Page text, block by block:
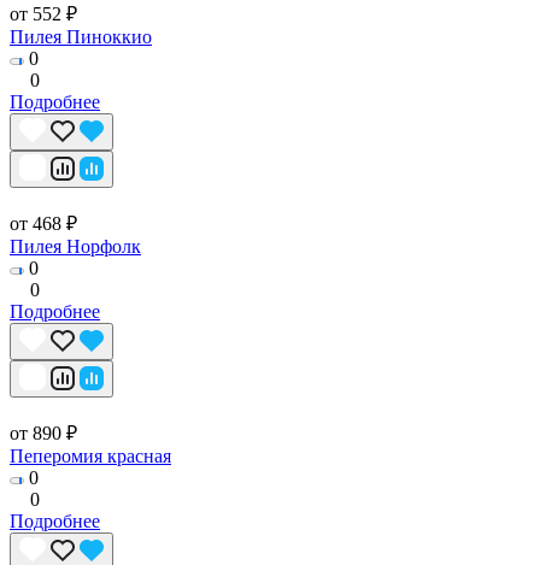
от 552 ₽
Пилея Пиноккио
0
0
Подробнее
от 468 ₽
Пилея Норфолк
0
0
Подробнее
от 890 ₽
Пеперомия красная
0
0
Подробнее